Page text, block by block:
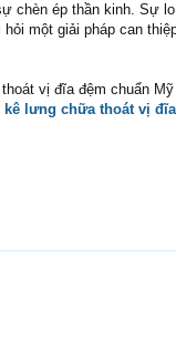
chèn ép thần kinh. Sự
một giải pháp can
vị đĩa đệm chuẩn
kê lưng chữa thoát vị